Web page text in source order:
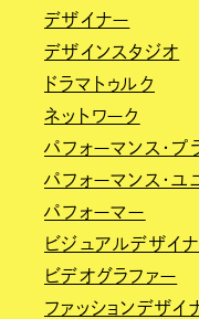
デザイナー
デザインスタジオ
ドラマトゥルク
ネットワーク
パフォーマンス・プ
パフォーマンス・ユ
パフォーマー
ビジュアルデザイ
ビデオグラファー
ファッションデザイ